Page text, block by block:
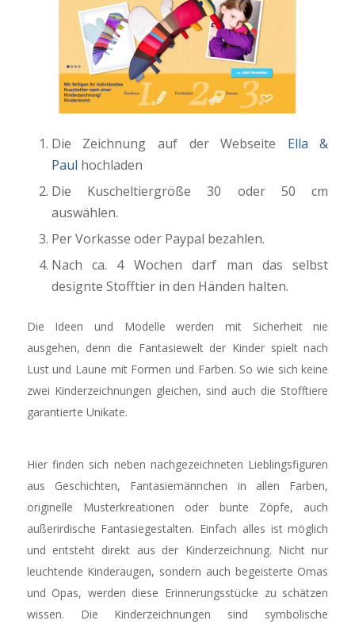
Die Zeichnung auf der Webseite Ella &
Paul hochladen
Die Kuscheltiergröße 30 oder 50 cm
auswählen.
Per Vorkasse oder Paypal bezahlen.
Nach ca. 4 Wochen darf man das selbst
designte Stofftier in den Händen halten.
Die Ideen und Modelle werden mit Sicherheit nie
ausgehen, denn die Fantasiewelt der Kinder spielt nach
Lust und Laune mit Formen und Farben. So wie sich keine
zwei Kinderzeichnungen gleichen, sind auch die Stofftiere
garantierte Unikate.
Hier finden sich neben nachgezeichneten Lieblingsfiguren
aus Geschichten, Fantasiemännchen in allen Farben,
originelle Musterkreationen oder bunte Zöpfe, auch
außerirdische Fantasiegestalten. Einfach alles ist möglich
und entsteht direkt aus der Kinderzeichnung. Nicht nur
leuchtende Kinderaugen, sondern auch begeisterte Omas
und Opas, werden diese Erinnerungsstücke zu schätzen
wissen. Die Kinderzeichnungen sind symbolische